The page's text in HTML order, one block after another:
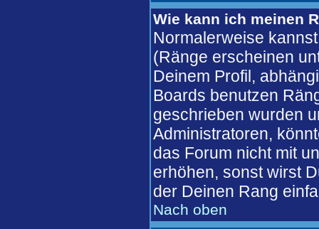
Wie kann ich meinen
Normalerweise
(Ränge erscheinen
Deinem Profil,
Boards benutzen
geschrieben wurden
Administratoren,
das Forum nicht mit
erhöhen, sonst wirst
der Deinen Rang
Nach oben